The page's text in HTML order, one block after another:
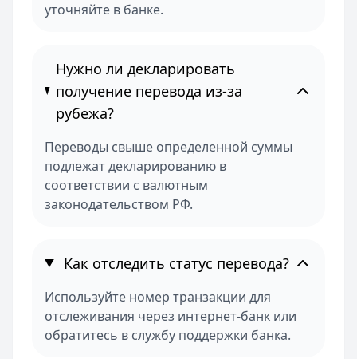
уточняйте в банке.
Нужно ли декларировать
получение перевода из-за
рубежа?
Переводы свыше определенной суммы
подлежат декларированию в
соответствии с валютным
законодательством РФ.
Как отследить статус перевода?
Используйте номер транзакции для
отслеживания через интернет-банк или
обратитесь в службу поддержки банка.